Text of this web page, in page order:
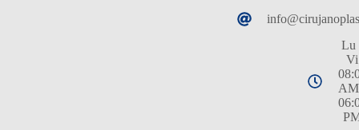
Lu
Vi